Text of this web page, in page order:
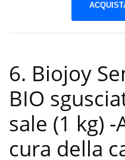
6. Biojoy
BIO
sale (1 kg) -
cura della